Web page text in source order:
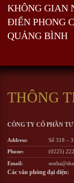
KHÔNG GIAN
ĐIỂN PHONG
QUẢNG BÌNH
THÔNG
CÔNG TY CỔ PHẦN
Address:
Số 318 –
Phone:
(0225)
Email:
Các văn phòng đại diện: